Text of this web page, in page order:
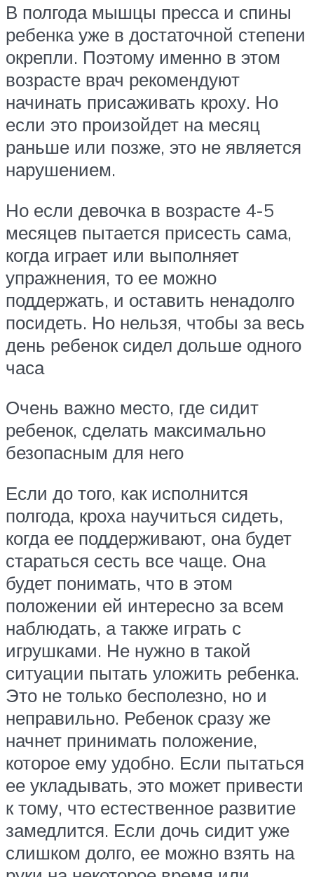
В полгода мышцы пресса и спины
ребенка уже в достаточной степени
окрепли. Поэтому именно в этом
возрасте врач рекомендуют
начинать присаживать кроху. Но
если это произойдет на месяц
раньше или позже, это не является
нарушением.
Но если девочка в возрасте 4-5
месяцев пытается присесть сама,
когда играет или выполняет
упражнения, то ее можно
поддержать, и оставить ненадолго
посидеть. Но нельзя, чтобы за весь
день ребенок сидел дольше одного
часа
Очень важно место, где сидит
ребенок, сделать максимально
безопасным для него
Если до того, как исполнится
полгода, кроха научиться сидеть,
когда ее поддерживают, она будет
стараться сесть все чаще. Она
будет понимать, что в этом
положении ей интересно за всем
наблюдать, а также играть с
игрушками. Не нужно в такой
ситуации пытать уложить ребенка.
Это не только бесполезно, но и
неправильно. Ребенок сразу же
начнет принимать положение,
которое ему удобно. Если пытаться
ее укладывать, это может привести
к тому, что естественное развитие
замедлится. Если дочь сидит уже
слишком долго, ее можно взять на